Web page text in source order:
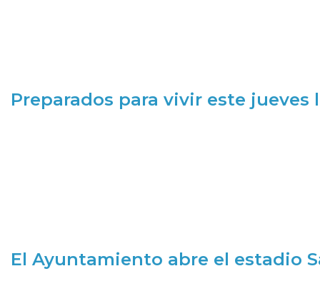
Preparados para vivir este jueves
El Ayuntamiento abre el estadio